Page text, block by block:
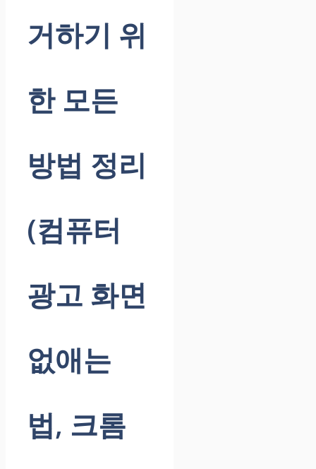
거하기 위
한 모든
방법 정리
(컴퓨터
광고 화면
없애는
법, 크롬